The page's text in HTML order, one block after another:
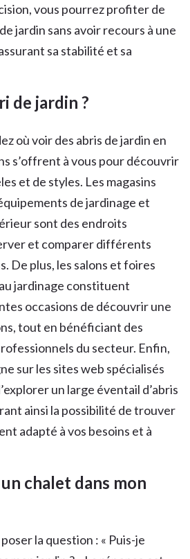
vous pourrez profiter de
jardin sans avoir recours à une
sa stabilité et sa
de jardin ?
où voir des abris de jardin en
s’offrent à vous pour découvrir
et de styles. Les magasins
de jardinage et
sont des endroits
et comparer différents
De plus, les salons et foires
jardinage constituent
occasions de découvrir une
tout en bénéficiant des
du secteur. Enfin,
sur les sites web spécialisés
un large éventail d’abris
ainsi la possibilité de trouver
adapté à vos besoins et à
chalet dans mon
la question : « Puis-je